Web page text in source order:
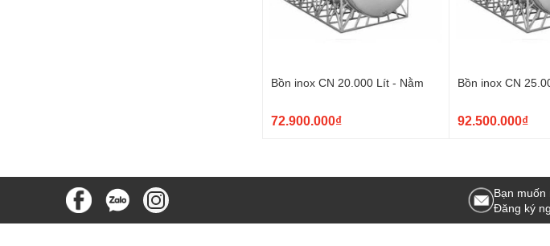
Bồn inox CN 20.000 Lít - Nằm
72.900.000₫
Bồn inox CN
92.500.000₫
Bạn muốn
Đăng ký